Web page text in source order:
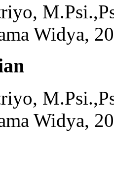
Widya,
Widya,